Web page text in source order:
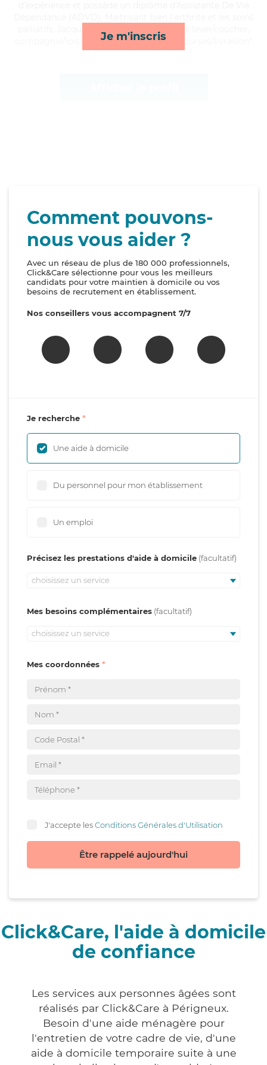
Je m'inscris
palliatifs, Jacques apporte ses services de lever/coucher,
compagnie/loisirs, toilette/habillage et courses/livraison*
Comment pouvons-
nous vous aider ?
Avec un réseau de plus de 180 000 professionnels,
Click&Care sélectionne pour vous les meilleurs
candidats pour votre maintien à domicile ou vos
besoins de recrutement en établissement.
Nos conseillers vous accompagnent 7/7
Je recherche
Une aide à domicile
Du personnel pour mon établissement
Un emploi
Précisez les prestations d'aide à domicile
choisissez un service
Mes besoins complémentaires
choisissez un service
Mes coordonnées
J'accepte lesConditions Générales d'Utilisation
Être rappelé aujourd'hui
Click&Care, l'aide à domicile
de confiance
Les services aux personnes âgées sont
réalisés par Click&Care à Périgneux.
Besoin d'une aide ménagère pour
l'entretien de votre cadre de vie, d'une
aide à domicile temporaire suite à une